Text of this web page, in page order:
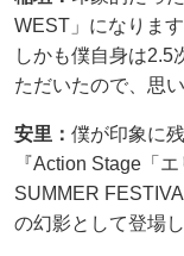
WEST」になりま
しかも僕自身は2.5
ただいたので、思
安里： 僕が印象に
『Action Stage「
SUMMER
の幻影として登場